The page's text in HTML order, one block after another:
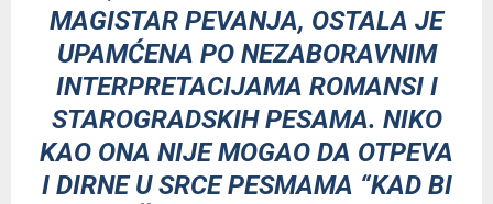
MAGISTAR PEVANJA, OSTALA JE
UPAMĆENA PO NEZABORAVNIM
INTERPRETACIJAMA ROMANSI I
STAROGRADSKIH PESAMA. NIKO
KAO ONA NIJE MOGAO DA OTPEVA
I DIRNE U SRCE PESMAMA “KAD BI